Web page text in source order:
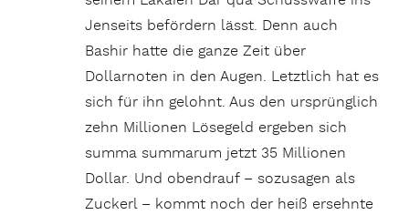
Jenseits befördern lässt. Denn auch
Bashir hatte die ganze Zeit über
Dollarnoten in den Augen. Letztlich hat es
sich für ihn gelohnt. Aus den ursprünglich
zehn Millionen Lösegeld ergeben sich
summa summarum jetzt 35 Millionen
Dollar. Und obendrauf – sozusagen als
Zuckerl – kommt noch der heiß ersehnte